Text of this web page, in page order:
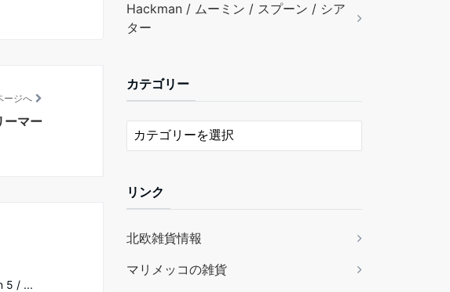
ージへ
マー
5 / ...
Hackman / ムーミン / スプーン / シア
ター
カテゴリー
リンク
北欧雑貨情報
マリメッコの雑貨